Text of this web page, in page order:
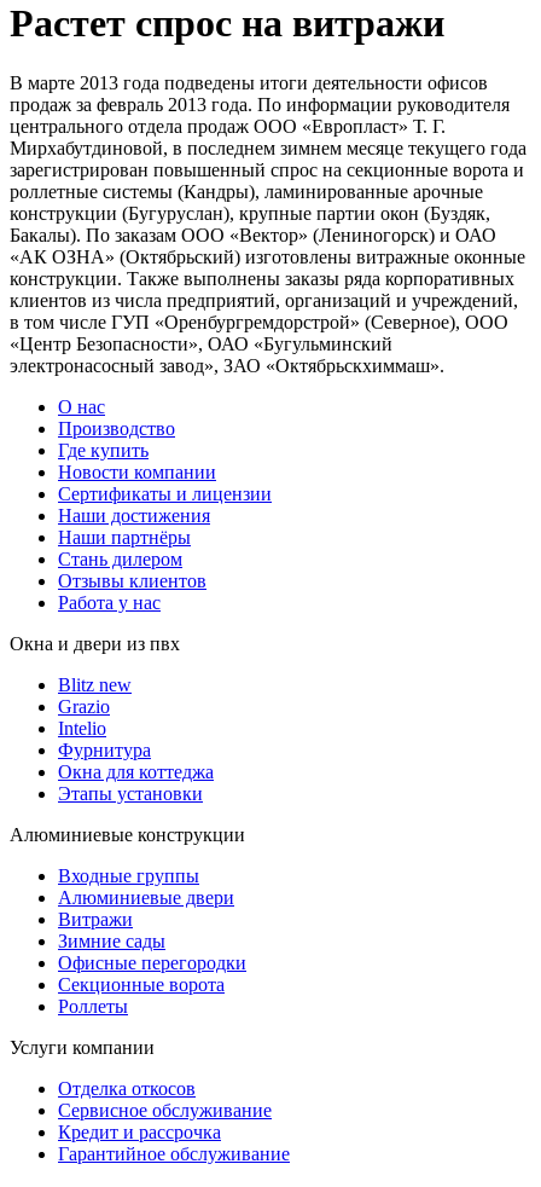
Растет спрос на витражи
В марте 2013 года подведены итоги деятельности офисов
продаж за февраль 2013 года. По информации руководителя
центрального отдела продаж ООО «Европласт» Т. Г.
Мирхабутдиновой, в последнем зимнем месяце текущего года
зарегистрирован повышенный спрос на секционные ворота и
роллетные системы (Кандры), ламинированные арочные
конструкции (Бугуруслан), крупные партии окон (Буздяк,
Бакалы). По заказам ООО «Вектор» (Лениногорск) и ОАО
«АК ОЗНА» (Октябрьский) изготовлены витражные оконные
конструкции. Также выполнены заказы ряда корпоративных
клиентов из числа предприятий, организаций и учреждений,
в том числе ГУП «Оренбургремдорстрой» (Северное), ООО
«Центр Безопасности», ОАО «Бугульминский
электронасосный завод», ЗАО «Октябрьскхиммаш».
О нас
Производство
Где купить
Новости компании
Сертификаты и лицензии
Наши достижения
Наши партнёры
Стань дилером
Отзывы клиентов
Работа у нас
Окна и двери из пвх
Blitz new
Grazio
Intelio
Фурнитура
Окна для коттеджа
Этапы установки
Алюминиевые конструкции
Входные группы
Алюминиевые двери
Витражи
Зимние сады
Офисные перегородки
Секционные ворота
Роллеты
Услуги компании
Отделка откосов
Сервисное обслуживание
Кредит и рассрочка
Гарантийное обслуживание